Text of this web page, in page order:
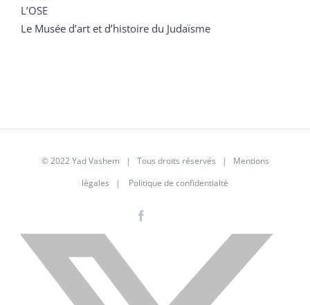
L’OSE
Le Musée d’art et d’histoire du Judaïsme
© 2022 Yad Vashem | Tous droits réservés | Mentions
légales | Politique de confidentialté
X